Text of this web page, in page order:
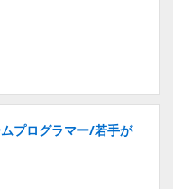
プログラマー/若手が